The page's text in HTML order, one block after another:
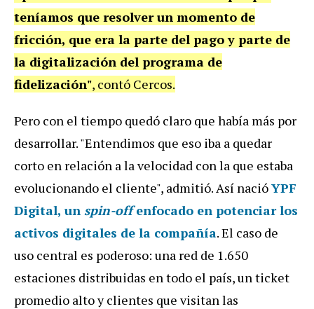
teníamos que resolver un momento de
fricción, que era la parte del pago y parte de
la digitalización del programa de
fidelización", contó Cercos.
Pero con el tiempo quedó claro que había más por
desarrollar. "Entendimos que eso iba a quedar
corto en relación a la velocidad con la que estaba
evolucionando el cliente", admitió. Así nacióYPF
Digital, un spin-offenfocado en potenciar los
activos digitales de la compañía. El caso de
uso central es poderoso: una red de 1.650
estaciones distribuidas en todo el país, un ticket
promedio alto y clientes que visitan las